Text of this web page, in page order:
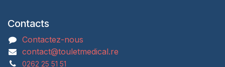
Contacts
Contactez-nous
contact@touletmedical.re
0262 25 51 51